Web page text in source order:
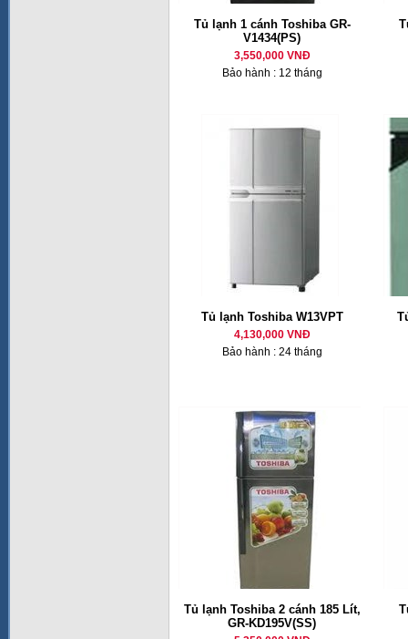
Tủ lạnh 1 cánh Toshiba GR-
V1434(PS)
3,550,000 VNĐ
Bảo hành : 12 tháng
Tủ lạnh Toshiba W13VPT
4,130,000 VNĐ
Bảo hành : 24 tháng
Tủ lạnh Toshiba 2 cánh 185 Lít,
GR-KD195V(SS)